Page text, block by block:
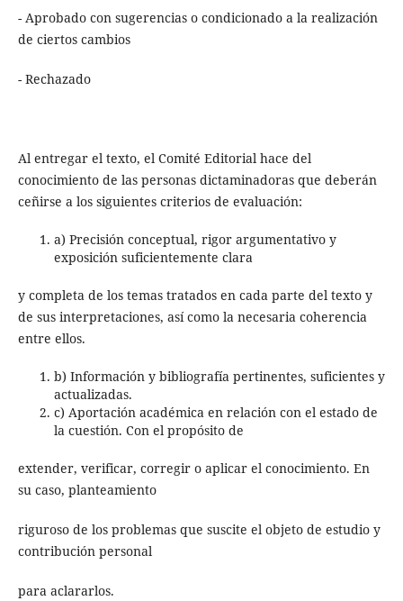
- Aprobado con sugerencias o condicionado a la realización
de ciertos cambios
- Rechazado
Al entregar el texto, el Comité Editorial hace del
conocimiento de las personas dictaminadoras que deberán
ceñirse a los siguientes criterios de evaluación:
a) Precisión conceptual, rigor argumentativo y
exposición suficientemente clara
y completa de los temas tratados en cada parte del texto y
de sus interpretaciones, así como la necesaria coherencia
entre ellos.
b) Información y bibliografía pertinentes, suficientes y
actualizadas.
c) Aportación académica en relación con el estado de
la cuestión. Con el propósito de
extender, verificar, corregir o aplicar el conocimiento. En
su caso, planteamiento
riguroso de los problemas que suscite el objeto de estudio y
contribución personal
para aclararlos.